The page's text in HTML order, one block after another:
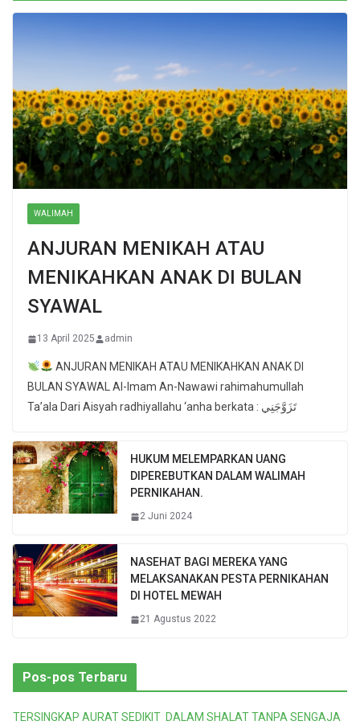
WALIMAH
ANJURAN MENIKAH ATAU
MENIKAHKAN ANAK DI BULAN
SYAWAL
13 April 2025 admin
ANJURAN MENIKAH ATAU MENIKAHKAN ANAK DI
BULAN SYAWAL Al-Imam An-Nawawi rahimahumullah
Ta’ala Dari Aisyah radhiyallahu ‘anha berkata : تَزَوَّجَنِي
HUKUM MELEMPARKAN UANG
DIPEREBUTKAN DALAM WALIMAH
PERNIKAHAN.
2 Juni 2024
NASEHAT BAGI MEREKA YANG
MELAKSANAKAN PESTA PERNIKAHAN
DI HOTEL MEWAH
21 Agustus 2022
Pos-pos Terbaru
TERSINGKAP AURAT SEDIKIT DALAM SHALAT TANPA SENGAJA